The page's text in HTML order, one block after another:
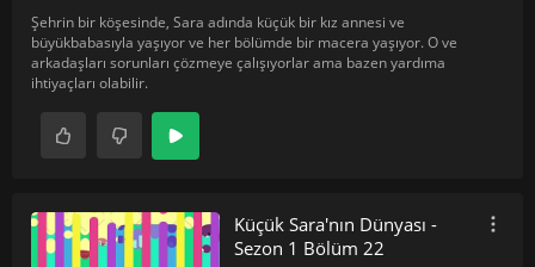
Şehrin bir köşesinde, Sara adında küçük bir kız annesi ve
büyükbabasıyla yaşıyor ve her bölümde bir macera yaşıyor. O ve
arkadaşları sorunları çözmeye çalışıyorlar ama bazen yardıma
ihtiyaçları olabilir.
Küçük Sara'nın Dünyası -
Sezon 1 Bölüm 22